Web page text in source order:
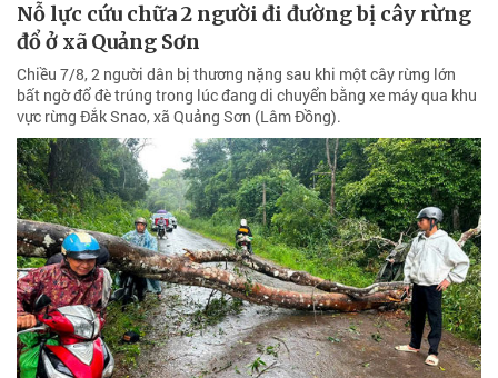
Nỗ lực cứu chữa 2 người đi đường bị cây rừng
đổ ở xã Quảng Sơn
Chiều 7/8, 2 người dân bị thương nặng sau khi một cây rừng lớn
bất ngờ đổ đè trúng trong lúc đang di chuyển bằng xe máy qua khu
vực rừng Đắk Snao, xã Quảng Sơn (Lâm Đồng).